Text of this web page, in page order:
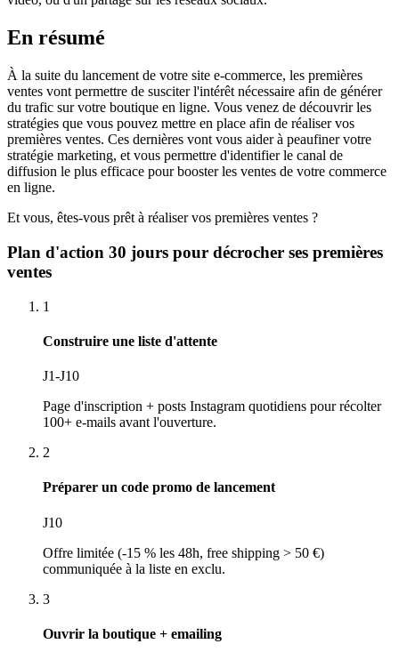
En résumé
À la suite du lancement de votre site e-commerce, les premières
ventes vont permettre de susciter l'intérêt nécessaire afin de générer
du trafic sur votre boutique en ligne. Vous venez de découvrir les
stratégies que vous pouvez mettre en place afin de réaliser vos
premières ventes. Ces dernières vont vous aider à peaufiner votre
stratégie marketing, et vous permettre d'identifier le canal de
diffusion le plus efficace pour booster les ventes de votre commerce
en ligne.
Et vous, êtes-vous prêt à réaliser vos premières ventes ?
Plan d'action 30 jours pour décrocher ses premières
ventes
1
Construire une liste d'attente
J1-J10
Page d'inscription + posts Instagram quotidiens pour récolter
100+ e-mails avant l'ouverture.
2
Préparer un code promo de lancement
J10
Offre limitée (-15 % les 48h, free shipping > 50 €)
communiquée à la liste en exclu.
3
Ouvrir la boutique + emailing